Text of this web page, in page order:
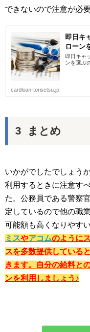
できないので注意が必要
即日キ
ローン
即日キャ
ンを選ぶ
cardloan-torisetsu.jp
まとめ
いかがでしたでしょう
利用するときに注意す
た。公務員である警察
定しているので他の職
可能額も高くなりやすい
ミスやアコムのように
スを多数提供している
きます。自分の給料と
ンを利用しましょう♪